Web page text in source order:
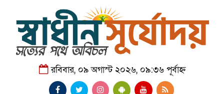
রবিবার, ০৯ অগাস্ট ২০২৬, ০৯:৩৬ পূর্বাহ্ন